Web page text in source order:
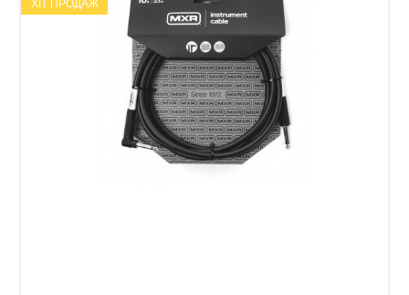
ХІТ ПРОДАЖ